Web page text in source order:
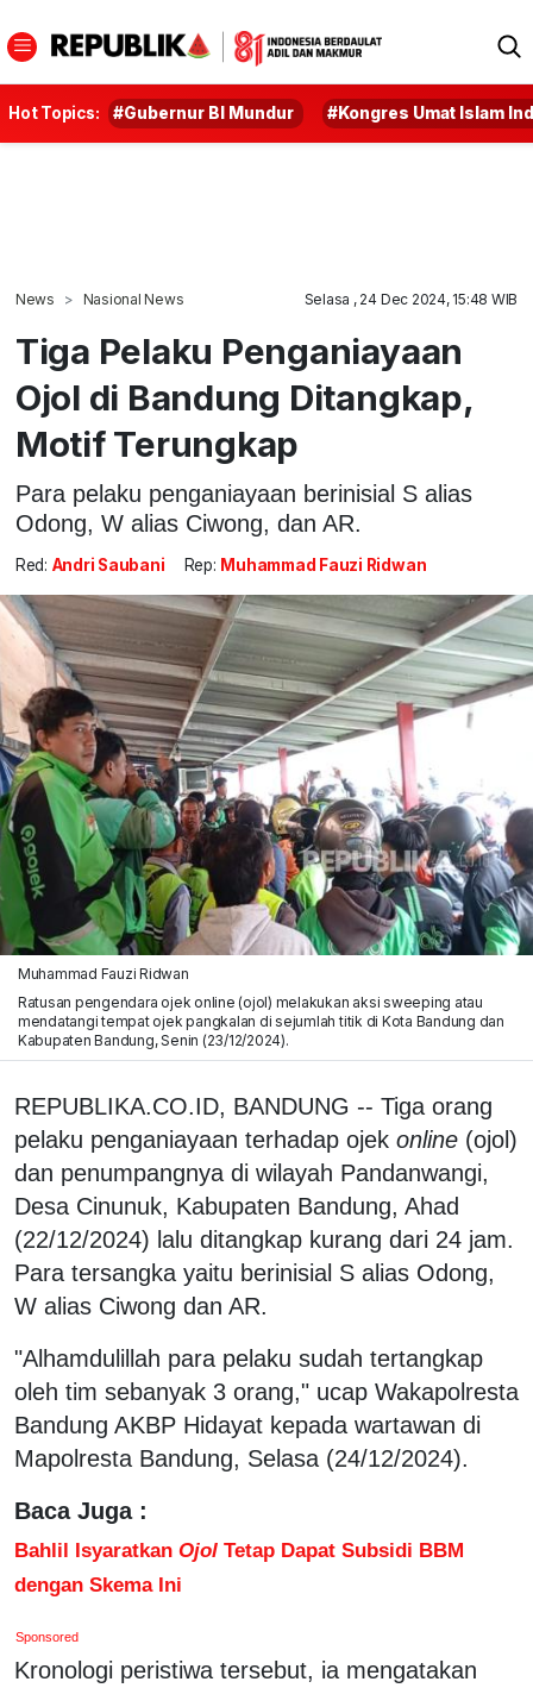
Hot Topics: #Gubernur BI Mundur #Kongres Umat Islam
News Nasional News Selasa , 24 Dec 2024, 15:48 WIB
Tiga Pelaku Penganiayaan
Ojol di Bandung Ditangkap,
Motif Terungkap
Para pelaku penganiayaan berinisial S alias
Odong, W alias Ciwong, dan AR.
Red: Andri Saubani Rep: Muhammad Fauzi Ridwan
Muhammad Fauzi Ridwan
Ratusan pengendara ojek online (ojol) melakukan aksi sweeping atau
mendatangi tempat ojek pangkalan di sejumlah titik di Kota Bandung dan
Kabupaten Bandung, Senin (23/12/2024).
REPUBLIKA.CO.ID, BANDUNG -- Tiga orang
pelaku penganiayaan terhadap ojek online (ojol)
dan penumpangnya di wilayah Pandanwangi,
Desa Cinunuk, Kabupaten Bandung, Ahad
(22/12/2024) lalu ditangkap kurang dari 24 jam.
Para tersangka yaitu berinisial S alias Odong,
W alias Ciwong dan AR.
"Alhamdulillah para pelaku sudah tertangkap
oleh tim sebanyak 3 orang," ucap Wakapolresta
Bandung AKBP Hidayat kepada wartawan di
Mapolresta Bandung, Selasa (24/12/2024).
Baca Juga :
Bahlil Isyaratkan Ojol Tetap Dapat Subsidi BBM
dengan Skema Ini
Sponsored
Kronologi peristiwa tersebut, ia mengatakan